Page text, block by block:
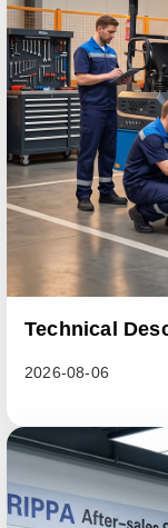
Technical
2026-08-06